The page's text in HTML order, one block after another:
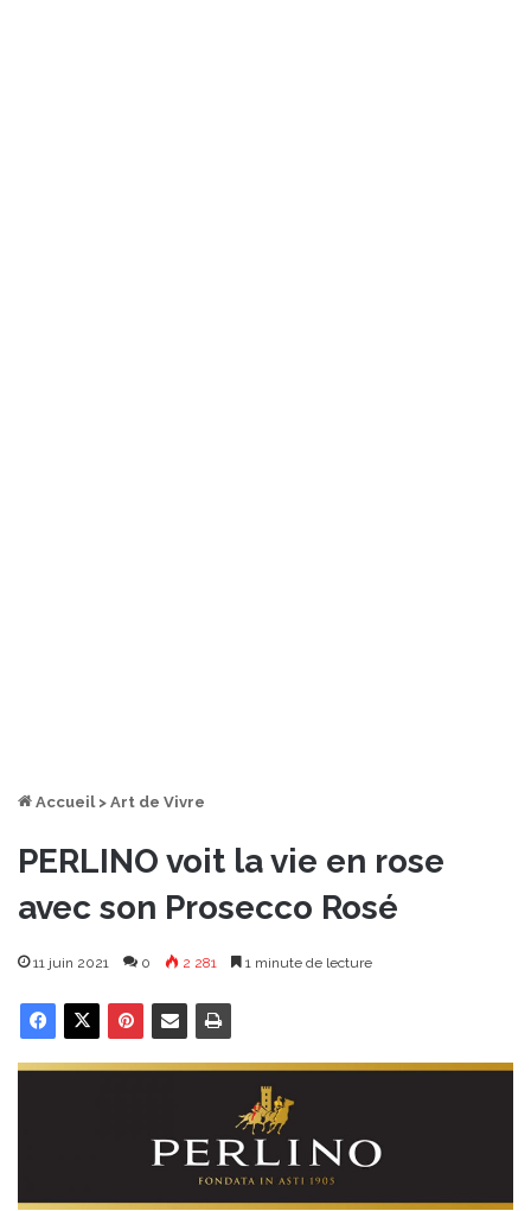
Accueil > Art de Vivre
PERLINO voit la vie en rose
avec son Prosecco Rosé
11 juin 2021 0 2 281 1 minute de lecture